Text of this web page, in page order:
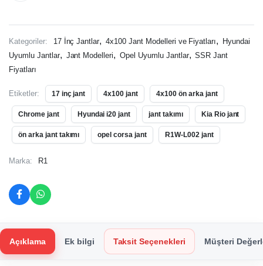
Kategoriler: 17 İnç Jantlar, 4x100 Jant Modelleri ve Fiyatları,
Hyundai
Uyumlu Jantlar, Jant Modelleri, Opel Uyumlu Jantlar, SSR Jant
Fiyatları
Etiketler: 17 inç jant 4x100 jant 4x100 ön arka jant
Chrome jant Hyundai i20 jant jant takımı Kia Rio jant
ön arka jant takımı opel corsa jant R1W-L002 jant
Marka: R1
Açıklama Ek bilgi Taksit Seçenekleri Müşteri